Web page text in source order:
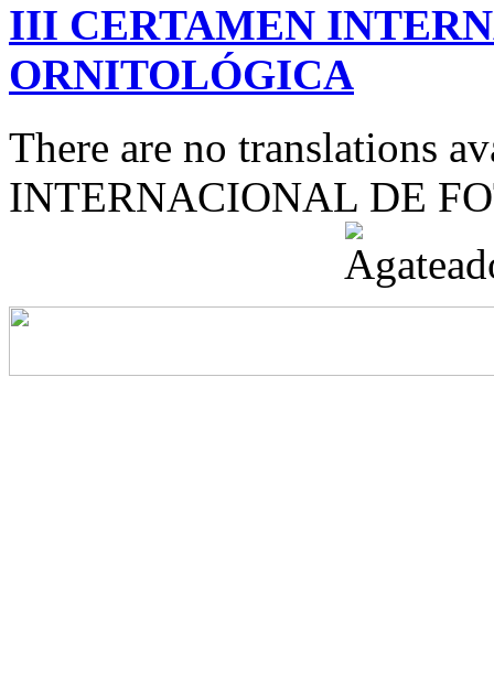
III CERTAMEN
ORNITOLÓGICA
There are no translations
INTERNACIONAL DE